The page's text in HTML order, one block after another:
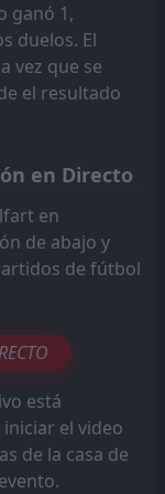
0
1
ganó 1,
duelos. El
vez que se
el resultado
en Directo
en
de abajo y
de fútbol
está
el video
de la casa de